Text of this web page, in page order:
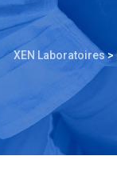
XEN Laboratoires>